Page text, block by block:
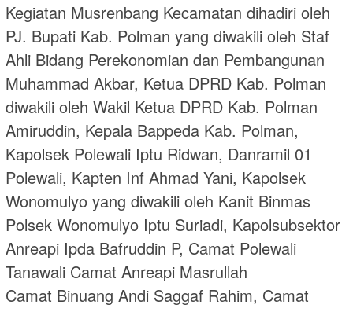
Kegiatan Musrenbang Kecamatan dihadiri oleh
PJ. Bupati Kab. Polman yang diwakili oleh Staf
Ahli Bidang Perekonomian dan Pembangunan
Muhammad Akbar, Ketua DPRD Kab. Polman
diwakili oleh Wakil Ketua DPRD Kab. Polman
Amiruddin, Kepala Bappeda Kab. Polman,
Kapolsek Polewali Iptu Ridwan, Danramil 01
Polewali, Kapten Inf Ahmad Yani, Kapolsek
Wonomulyo yang diwakili oleh Kanit Binmas
Polsek Wonomulyo Iptu Suriadi, Kapolsubsektor
Anreapi Ipda Bafruddin P, Camat Polewali
Tanawali Camat Anreapi Masrullah
Camat Binuang Andi Saggaf Rahim, Camat